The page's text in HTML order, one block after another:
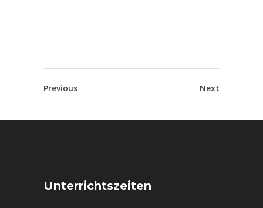
Previous Next
Unterrichtszeiten